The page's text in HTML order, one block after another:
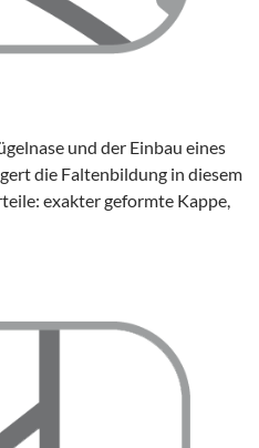
und der Einbau eines
die Faltenbildung in diesem
exakter geformte Kappe,